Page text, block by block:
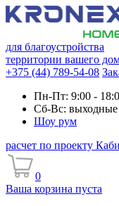
для благоустройства
территории вашего
+375 (44) 789-54-08
Пн-Пт: 9:00 -
Сб-Вс: выходные
Шоу рум
расчет по проекту
0
Ваша корзина пуста